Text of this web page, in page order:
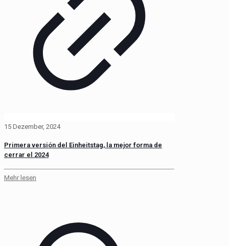
15 Dezember, 2024
Primera versión del Einheitstag, la mejor forma de
cerrar el 2024
Mehr lesen